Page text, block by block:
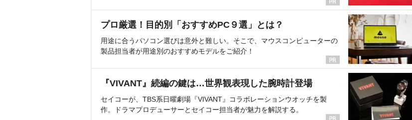
プロ厳選！目的別「おすすめPC９選」とは？
用途に合うパソコン選びは意外と難しい。そこで、マウスコンピューターの
製品担当者が用途別のおすすめモデルをご紹介！
『VIVANT』続編の鍵は…世界観表現した腕時計登場
セイコーが、TBS系日曜劇場『VIVANT』コラボレーションウオッチを製
作。ドラマプロデューサーとセイコー担当者が魅力を解説する。